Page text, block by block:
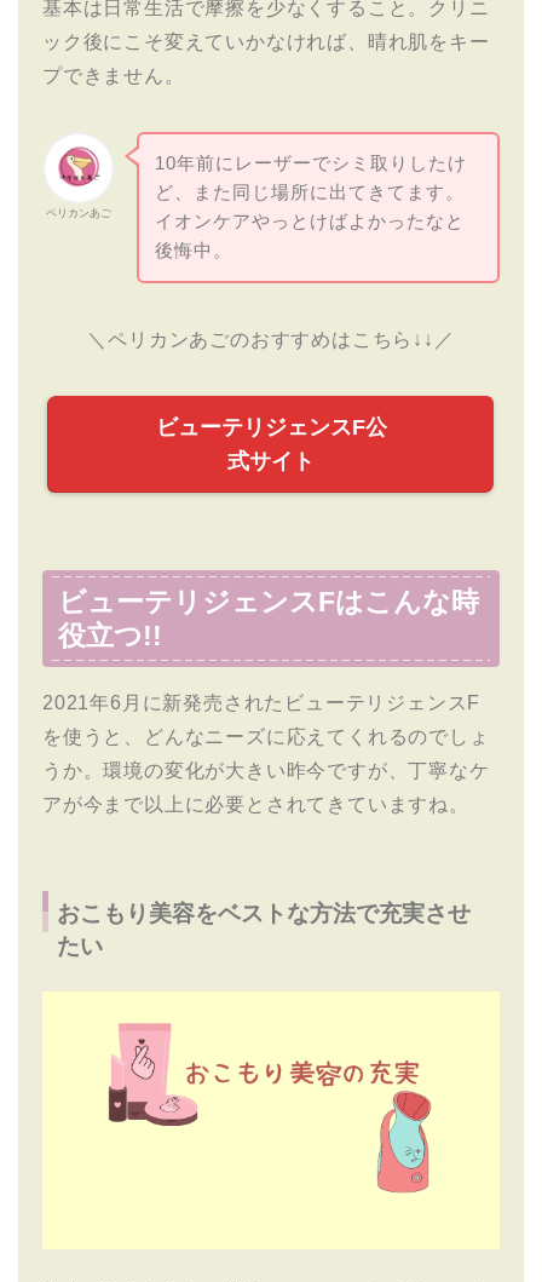
基本は日常生活で摩擦を少なくすること。クリニ
ック後にこそ変えていかなければ、晴れ肌をキー
プできません。
ペリカンあご
10年前にレーザーでシミ取りしたけ
ど、また同じ場所に出てきてます。
イオンケアやっとけばよかったなと
後悔中。
＼ペリカンあごのおすすめはこちら↓↓／
ビューテリジェンスF公
式サイト
ビューテリジェンスFはこんな時
役立つ!!
2021年6月に新発売されたビューテリジェンスF
を使うと、どんなニーズに応えてくれるのでしょ
うか。環境の変化が大きい昨今ですが、丁寧なケ
アが今まで以上に必要とされてきていますね。
おこもり美容をベストな方法で充実させ
たい